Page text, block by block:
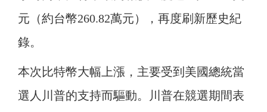
元（約台幣260.82萬元），再度刷新歷史紀
錄。
本次比特幣大幅上漲，主要受到美國總統當
選人川普的支持而驅動。川普在競選期間表